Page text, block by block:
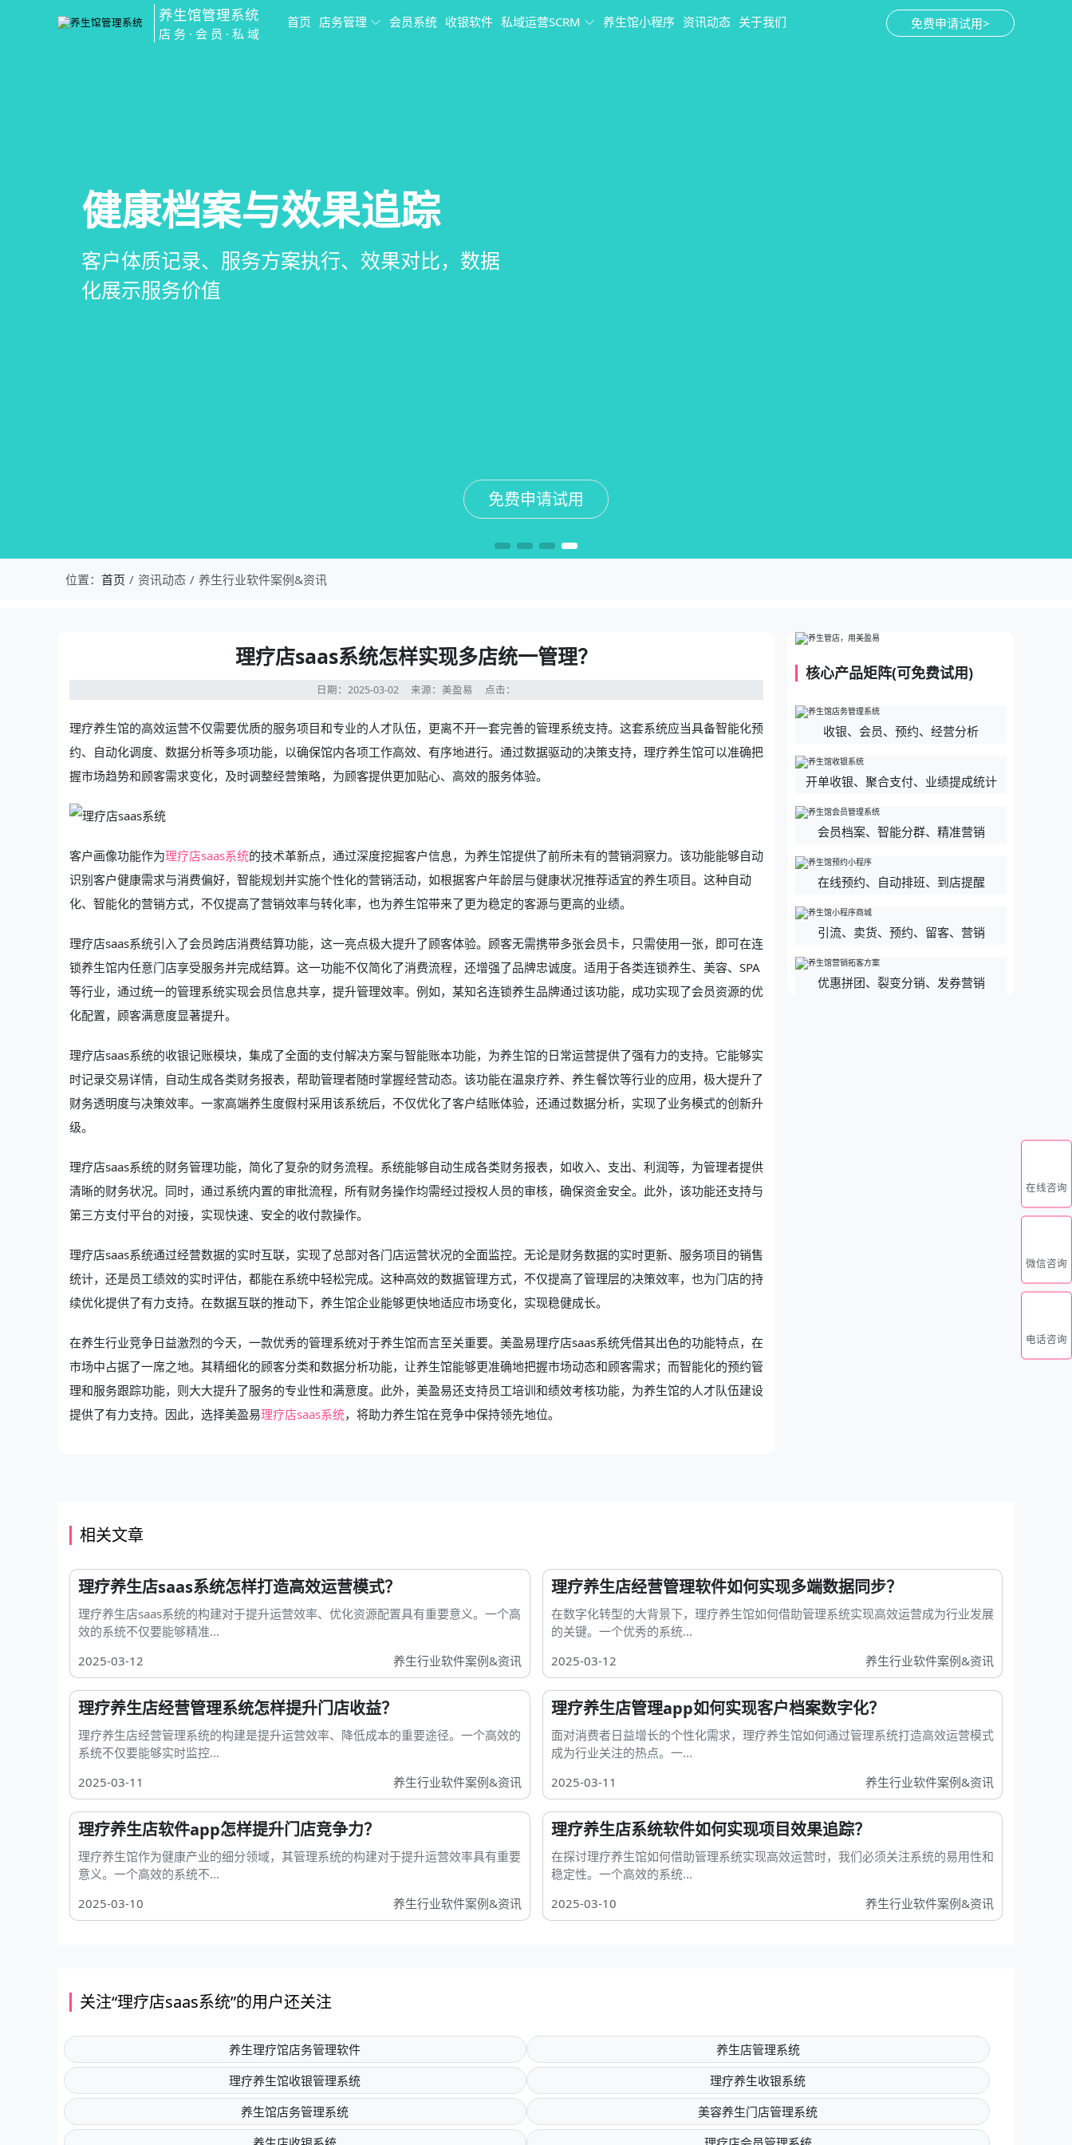
养生馆管理系统
店务·会员·私域
免费申请试用>
首页 店务管理 会员系统 收银软件 私域运营SCRM 养生馆小程序 资讯动态 关于我们
会员营销&锁客
会员积分、套餐定制、精准营销、客户关怀，提
升复购率与客单价
免费申请试用
预约与工位管理
在线预约、智能排班、技师调度、房间/床位状态
一目了然，提升资源利用率
免费申请试用
健康档案与效果追踪
客户体质记录、服务方案执行、效果对比，数据
化展示服务价值
免费申请试用
智慧养生馆管理系统
一站式解决养生馆预约、服务、会员、财务、营
销全流程数字化管理
免费申请试用
位置： 首页 资讯动态 养生行业软件案例&资讯
理疗店saas系统怎样实现多店统一管理？
日期：2025-03-02 来源：美盈易 点击：
理疗养生馆的高效运营不仅需要优质的服务项目和专业的人才队伍，更离不开一套完善的管理系统支持。这套系统应当具备智能化预
约、自动化调度、数据分析等多项功能，以确保馆内各项工作高效、有序地进行。通过数据驱动的决策支持，理疗养生馆可以准确把
握市场趋势和顾客需求变化，及时调整经营策略，为顾客提供更加贴心、高效的服务体验。
客户画像功能作为理疗店saas系统的技术革新点，通过深度挖掘客户信息，为养生馆提供了前所未有的营销洞察力。该功能能够自动
识别客户健康需求与消费偏好，智能规划并实施个性化的营销活动，如根据客户年龄层与健康状况推荐适宜的养生项目。这种自动
化、智能化的营销方式，不仅提高了营销效率与转化率，也为养生馆带来了更为稳定的客源与更高的业绩。
理疗店saas系统引入了会员跨店消费结算功能，这一亮点极大提升了顾客体验。顾客无需携带多张会员卡，只需使用一张，即可在连
锁养生馆内任意门店享受服务并完成结算。这一功能不仅简化了消费流程，还增强了品牌忠诚度。适用于各类连锁养生、美容、SPA
等行业，通过统一的管理系统实现会员信息共享，提升管理效率。例如，某知名连锁养生品牌通过该功能，成功实现了会员资源的优
化配置，顾客满意度显著提升。
理疗店saas系统的收银记账模块，集成了全面的支付解决方案与智能账本功能，为养生馆的日常运营提供了强有力的支持。它能够实
时记录交易详情，自动生成各类财务报表，帮助管理者随时掌握经营动态。该功能在温泉疗养、养生餐饮等行业的应用，极大提升了
财务透明度与决策效率。一家高端养生度假村采用该系统后，不仅优化了客户结账体验，还通过数据分析，实现了业务模式的创新升
级。
理疗店saas系统的财务管理功能，简化了复杂的财务流程。系统能够自动生成各类财务报表，如收入、支出、利润等，为管理者提供
清晰的财务状况。同时，通过系统内置的审批流程，所有财务操作均需经过授权人员的审核，确保资金安全。此外，该功能还支持与
第三方支付平台的对接，实现快速、安全的收付款操作。
理疗店saas系统通过经营数据的实时互联，实现了总部对各门店运营状况的全面监控。无论是财务数据的实时更新、服务项目的销售
统计，还是员工绩效的实时评估，都能在系统中轻松完成。这种高效的数据管理方式，不仅提高了管理层的决策效率，也为门店的持
续优化提供了有力支持。在数据互联的推动下，养生馆企业能够更快地适应市场变化，实现稳健成长。
在养生行业竞争日益激烈的今天，一款优秀的管理系统对于养生馆而言至关重要。美盈易理疗店saas系统凭借其出色的功能特点，在
市场中占据了一席之地。其精细化的顾客分类和数据分析功能，让养生馆能够更准确地把握市场动态和顾客需求；而智能化的预约管
理和服务跟踪功能，则大大提升了服务的专业性和满意度。此外，美盈易还支持员工培训和绩效考核功能，为养生馆的人才队伍建设
提供了有力支持。因此，选择美盈易理疗店saas系统，将助力养生馆在竞争中保持领先地位。
核心产品矩阵(可免费试用)
收银、会员、预约、经营分析
开单收银、聚合支付、业绩提成统计
会员档案、智能分群、精准营销
在线预约、自动排班、到店提醒
引流、卖货、预约、留客、营销
优惠拼团、裂变分销、发券营销
相关文章
理疗养生店saas系统怎样打造高效运营模式？
理疗养生店saas系统的构建对于提升运营效率、优化资源配置具有重要意义。一个高
效的系统不仅要能够精准...
2025-03-12
养生行业软件案例&资讯
理疗养生店经营管理软件如何实现多端数据同步？
在数字化转型的大背景下，理疗养生馆如何借助管理系统实现高效运营成为行业发展
的关键。一个优秀的系统...
2025-03-12
养生行业软件案例&资讯
理疗养生店经营管理系统怎样提升门店收益？
理疗养生店经营管理系统的构建是提升运营效率、降低成本的重要途径。一个高效的
系统不仅要能够实时监控...
2025-03-11
养生行业软件案例&资讯
理疗养生店管理app如何实现客户档案数字化？
面对消费者日益增长的个性化需求，理疗养生馆如何通过管理系统打造高效运营模式
成为行业关注的热点。一...
2025-03-11
养生行业软件案例&资讯
理疗养生店软件app怎样提升门店竞争力？
理疗养生馆作为健康产业的细分领域，其管理系统的构建对于提升运营效率具有重要
意义。一个高效的系统不...
2025-03-10
养生行业软件案例&资讯
理疗养生店系统软件如何实现项目效果追踪？
在探讨理疗养生馆如何借助管理系统实现高效运营时，我们必须关注系统的易用性和
稳定性。一个高效的系统...
2025-03-10
养生行业软件案例&资讯
关注“理疗店saas系统”的用户还关注
养生理疗馆店务管理软件
养生店管理系统
理疗养生馆收银管理系统
理疗养生收银系统
养生馆店务管理系统
美容养生门店管理系统
在线咨询
微信咨询
电话咨询